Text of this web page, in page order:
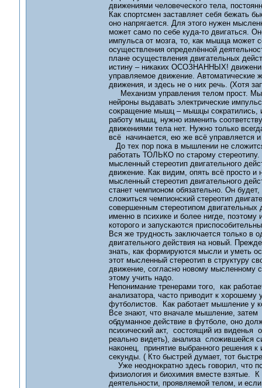
движениями человеческого тела,
Как спортсмен заставляет себя бежать
оно напрягается. Для этого нужен
может само по себе куда-то двигаться.
импульса от мозга, то, как мышца может
осуществления определённой
плане осуществления двигательных
истину – никаких ОСОЗНАННЫХ!
управляемое движение. Автоматические
движения, и здесь не о них речь. (Хотя
Механизм управления телом прост.
нейроны выдавать электрические
сокращение мышц – мышцы сократились,
работу мышц, нужно изменить
движениями тела нет. Нужно только
всё начинается, ею же всё управляется
До тех пор пока в мышлении не
работать ТОЛЬКО по старому
мысленный стереотип двигательного
движение. Как видим, опять всё просто и
мысленный стереотип двигательного
станет чемпионом обязательно. Он
сложиться чемпионский стереотип
совершенным стереотипом двигательных
именно в психике и более нигде,
которого и запускаются
Вся же трудность заключается только в
двигательного действия на новый.
знать, как формируются мысли и уметь
этот мысленный стереотип в структуру
движение, согласно новому мысленному
этому учить надо.
Непонимание тренерами того, как
анализатора, часто приводит к
футболистов. Как работает мышление у
Все знают, что вначале мышление, затем
обдуманное действие в футболе, оно
психический акт, состоящий из виденья
реально видеть), анализа сложившейся
наконец, принятие выбранного решения
секунды. ( Кто быстрей думает, тот
Уже неоднократно здесь говорил, что
физиология и биохимия вместе взятые.
деятельности, проявляемой телом, и